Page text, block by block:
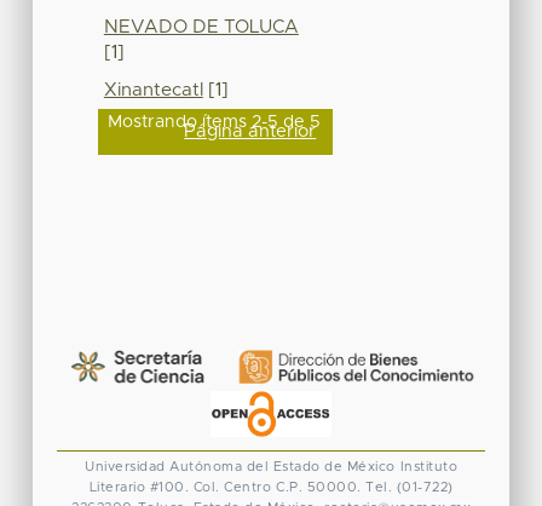
NEVADO DE TOLUCA
[1]
Xinantecatl [1]
Mostrando ítems 2-5 de 5
Página anterior
Universidad Autónoma del Estado de México
Instituto
Literario #100. Col. Centro C.P. 50000. Tel. (01-722)